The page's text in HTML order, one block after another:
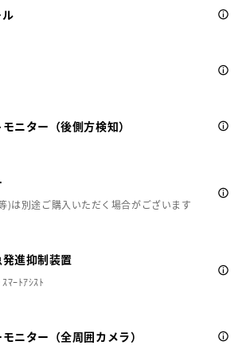
ニター（後側方検知）
)は別途ご購入いただく場合がございます
進抑制装置
ﾏｰﾄｱｼｽﾄ
ニター（全周囲カメラ）